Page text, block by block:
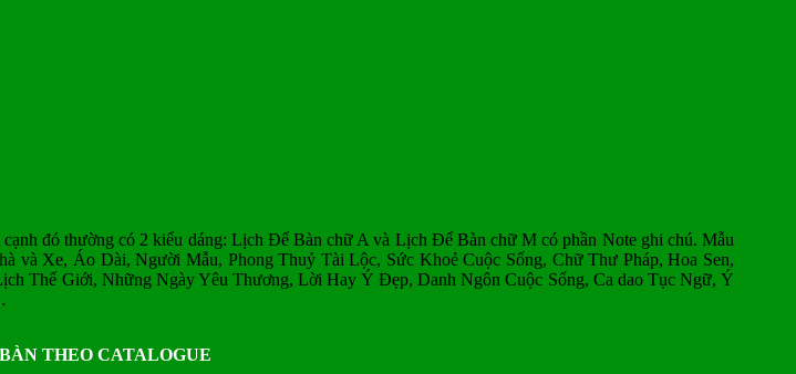
đó thường có 2 kiểu dáng: Lịch Để Bàn chữ A và Lịch Để Bàn chữ M có phần Note ghi chú. Mẫu
và Xe, Áo Dài, Người Mẫu, Phong Thuỷ Tài Lộc, Sức Khoẻ Cuộc Sống, Chữ Thư Pháp, Hoa Sen,
Thế Giới, Những Ngày Yêu Thương, Lời Hay Ý Đẹp, Danh Ngôn Cuộc Sống, Ca dao Tục Ngữ, Ý
THEO CATALOGUE